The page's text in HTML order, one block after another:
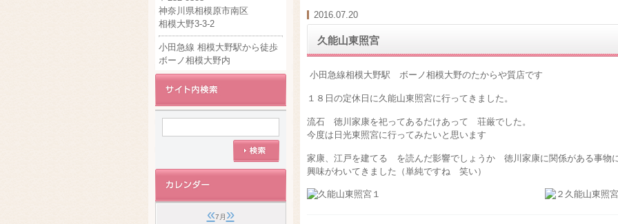
2016.07.20
久能山東照宮
小田急線相模大野駅 ボーノ相模大野のたからや質店です
１８日の定休日に久能山東照宮に行ってきました。
流石 徳川家康を祀ってあるだけあって 荘厳でした。
今度は日光東照宮に行ってみたいと思います
家康、江戸を建てる を読んだ影響でしょうか 徳川家康に関係がある事物
興味がわいてきました（単純ですね 笑い）
神奈川県相模原市南区
相模大野3-3-2
小田急線 相模大野駅から徒歩
ボーノ相模大野内
«7月 »